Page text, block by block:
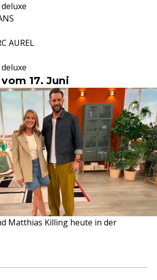
AUREL
17. Juni
Matthias Killing heute in der